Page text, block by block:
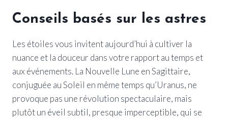
Conseils basés sur les astres
Les étoiles vous invitent aujourd’hui à cultiver la
nuance et la douceur dans votre rapport au temps et
aux événements. La Nouvelle Lune en Sagittaire,
conjuguée au Soleil en même temps qu’Uranus, ne
provoque pas une révolution spectaculaire, mais
plutôt un éveil subtil, presque imperceptible, qui se